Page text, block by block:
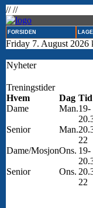
// //
FORSIDEN
Friday 7. August 2026
Nyheter
Treningstider
Hvem
Dag Tid
Dame
Man.19-
Senior
Man.
22
Dame/MosjonOns. 19-
Senior
Ons.
22